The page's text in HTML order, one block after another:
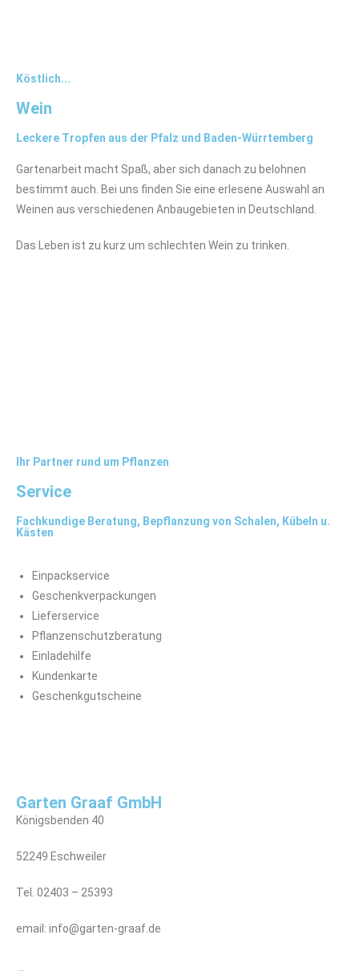
Köstlich...
Wein
Leckere Tropfen aus der Pfalz und Baden-Würrtemberg
Gartenarbeit macht Spaß, aber sich danach zu belohnen
bestimmt auch. Bei uns finden Sie eine erlesene Auswahl an
Weinen aus verschiedenen Anbaugebieten in Deutschland.
Das Leben ist zu kurz um schlechten Wein zu trinken.
Ihr Partner rund um Pflanzen
Service
Fachkundige Beratung, Bepflanzung von Schalen, Kübeln u.
Kästen
Einpackservice
Geschenkverpackungen
Lieferservice
Pflanzenschutzberatung
Einladehilfe
Kundenkarte
Geschenkgutscheine
Garten Graaf GmbH
Königsbenden 40
52249 Eschweiler
Tel. 02403 – 25393
email: info@garten-graaf.de